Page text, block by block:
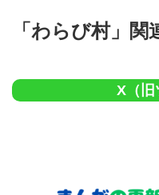
「わらび村」関
X（旧